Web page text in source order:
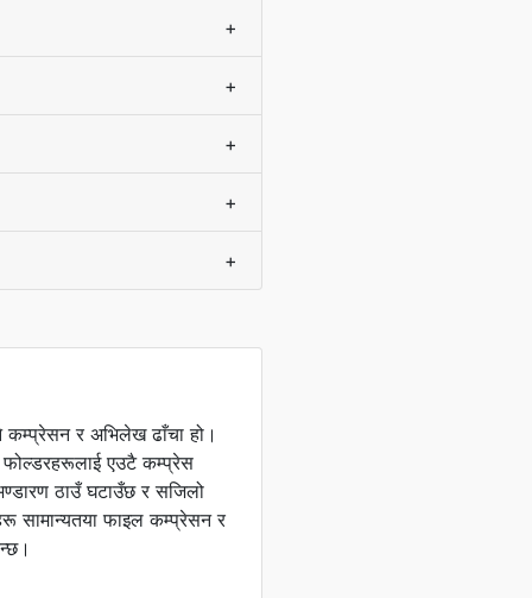
+
+
+
+
+
र अभिलेख ढाँचा हो।
एउटै कम्प्रेस
ठाउँ घटाउँछ र सजिलो
सामान्यतया फाइल कम्प्रेसन र